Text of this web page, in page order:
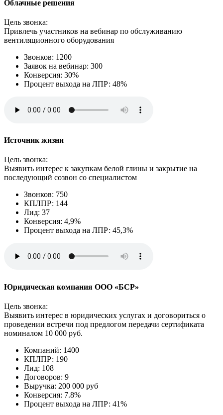
Облачные решения
Цель звонка:
Привлечь участников на вебинар по обслуживанию
вентиляционного оборудования
Звонков: 1200
Заявок на вебинар: 300
Конверсия: 30%
Процент выхода на ЛПР: 48%
Источник жизни
Цель звонка:
Выявить интерес к закупкам белой глины и закрытие на
последующий созвон со специалистом
Звонков: 750
КПЛПР: 144
Лид: 37
Конверсия: 4,9%
Процент выхода на ЛПР: 45,3%
Юридическая компания ООО «БСР»
Цель звонка:
Выявить интерес в юридических услугах и договориться о
проведении встречи под предлогом передачи сертификата
номиналом 10 000 руб.
Компаний: 1400
КПЛПР: 190
Лид: 108
Договоров: 9
Выручка: 200 000 руб
Конверсия: 7.8%
Процент выхода на ЛПР: 41%